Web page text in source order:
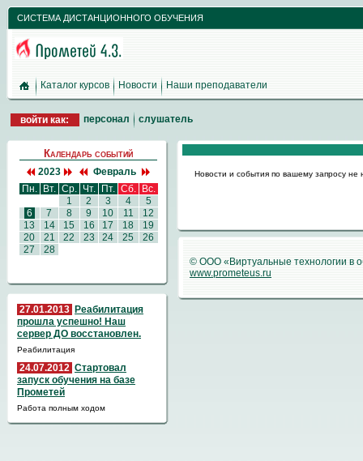
СИСТЕМА ДИСТАНЦИОННОГО ОБУЧЕНИЯ
Каталог курсов Новости Наши преподаватели
войти как: персонал слушатель
Календарь событий
2023
Февраль
Пн.
Вт. Ср. Чт. Пт. Сб.
Вс.
1
2 3 4
5
6
7 8 9 10 11
12
13
14 15 16 17 18
19
20
21 22 23 24 25
26
27
28
27.01.2013 Реабилитация
прошла успешно! Наш
сервер ДО восстановлен.
Реабилитация
24.07.2012 Стартовал
запуск обучения на базе
Прометей
Работа полным ходом
Новости и события по вашему запросу не
© ООО «Виртуальные технологии в
www.prometeus.ru